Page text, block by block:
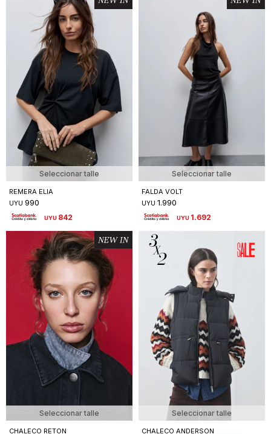
Seleccionar talle
REMERA ELIA
UYU 990
UYU 842
Seleccionar talle
FALDA VOLT
UYU 1.990
UYU 1.692
Seleccionar talle
CHALECO RETON
Seleccionar talle
CHALECO ANDERSON